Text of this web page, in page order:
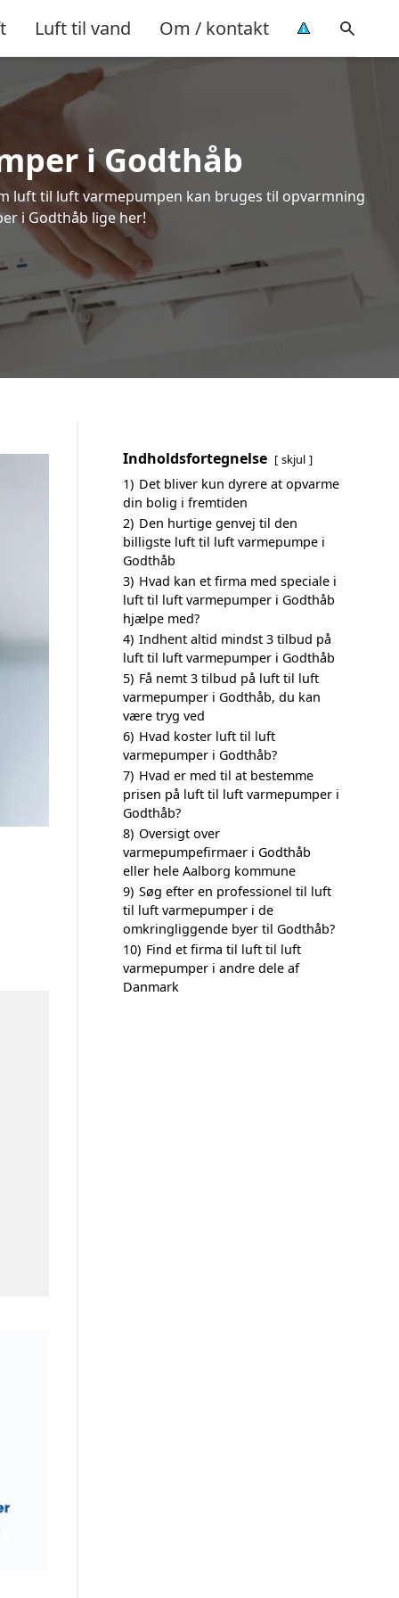
Luft til vand Om / kontakt
i Godthåb
luft til luft varmepumpen kan bruges til opvarmning
i Godthåb lige her!
Indholdsfortegnelse skjul
1) Det bliver kun dyrere at opvarme
din bolig i fremtiden
2) Den hurtige genvej til den
billigste luft til luft varmepumpe i
Godthåb
3) Hvad kan et firma med speciale i
luft til luft varmepumper i Godthåb
hjælpe med?
4) Indhent altid mindst 3 tilbud på
luft til luft varmepumper i Godthåb
5) Få nemt 3 tilbud på luft til luft
varmepumper i Godthåb, du kan
være tryg ved
6) Hvad koster luft til luft
varmepumper i Godthåb?
7) Hvad er med til at bestemme
prisen på luft til luft varmepumper i
Godthåb?
8) Oversigt over
varmepumpefirmaer i Godthåb
eller hele Aalborg kommune
9) Søg efter en professionel til luft
til luft varmepumper i de
omkringliggende byer til Godthåb?
10) Find et firma til luft til luft
varmepumper i andre dele af
Danmark